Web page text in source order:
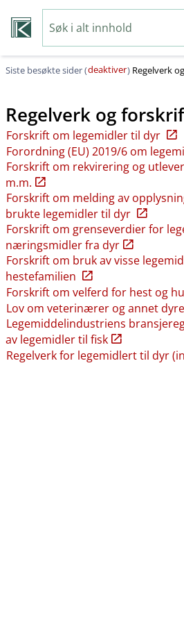
Siste besøkte sider (deaktiver) Regelverk
Regelverk og
Forskrift om legemidler til dyr
Forordning (EU) 2019/6 om
Forskrift om rekvirering og
m.m.
Forskrift om melding av
brukte legemidler til dyr
Forskrift om grenseverdier for
næringsmidler fra dyr
Forskrift om bruk av visse
hestefamilien
Forskrift om velferd for hest og
Lov om veterinærer og annet
Legemiddelindustriens
av legemidler til fisk
Regelverk for legemidlert til dyr